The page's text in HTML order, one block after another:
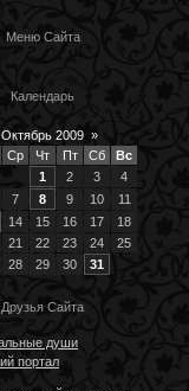
Меню Сайта
Календарь
Октябрь 2009 »
Ср Чт Пт Сб
Вс
1
2 3
4
7 8 9 10
11
14 15 16 17
18
21 22 23 24
25
28 29 30 31
Друзья Сайта